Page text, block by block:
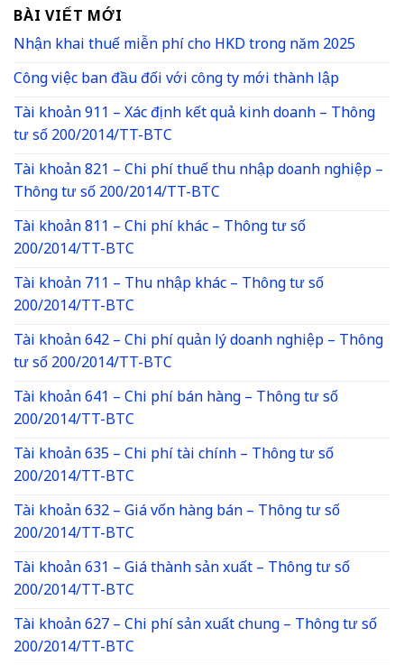
BÀI VIẾT MỚI
Nhận khai thuế miễn phí cho HKD trong năm 2025
Công việc ban đầu đối với công ty mới thành lập
Tài khoản 911 – Xác định kết quả kinh doanh – Thông
tư số 200/2014/TT-BTC
Tài khoản 821 – Chi phí thuế thu nhập doanh nghiệp –
Thông tư số 200/2014/TT-BTC
Tài khoản 811 – Chi phí khác – Thông tư số
200/2014/TT-BTC
Tài khoản 711 – Thu nhập khác – Thông tư số
200/2014/TT-BTC
Tài khoản 642 – Chi phí quản lý doanh nghiệp – Thông
tư số 200/2014/TT-BTC
Tài khoản 641 – Chi phí bán hàng – Thông tư số
200/2014/TT-BTC
Tài khoản 635 – Chi phí tài chính – Thông tư số
200/2014/TT-BTC
Tài khoản 632 – Giá vốn hàng bán – Thông tư số
200/2014/TT-BTC
Tài khoản 631 – Giá thành sản xuất – Thông tư số
200/2014/TT-BTC
Tài khoản 627 – Chi phí sản xuất chung – Thông tư số
200/2014/TT-BTC